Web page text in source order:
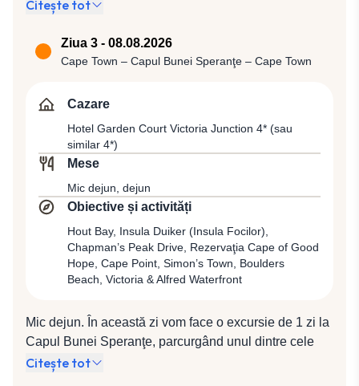
care ne va fascina prin infinita sa ospitalitate, centru
ambianţă generală relaxantă şi deschisă. Întâlnire cu
reprezentantul local, alături de care vom începe turul
ul, capitala legislativă a Africii de Sud, care a devenit
din Africa de Sud, câştigându-şi pe bună dreptate
reputaţia de „unul dintre cele mai frumoase oraşe din
lume”. Aşezat la convergenţa a două oceane, Indian şi
Atlantic, Cape Town-ul este un oraş sofisticat, dominat
de Table Mountain, un oraş unde vechiul se întâlneşte
cu noul, un oraş care oferă o gamă variată de peisaje,
arhitectura urbană îmbinându-se armonios cu plajele
cu nisip fin şi formaţiunile stâncoase din jurul
Catedrala St. Georges, Castelul Bunei Speranţe
(Castle of Good Hope), o construcţie pentagonală
impunătoare, din sec. al XVII-lea, cea mai veche
Citește tot
Ziua 3 - 08.08.2026
Cape Town – Capul Bunei Speranţe – Cape Town
Cazare
Hotel Garden Court Victoria Junction 4* (sau
similar 4*)
Mese
Mic dejun, dejun
Obiective și activități
Hout Bay, Insula Duiker (Insula Focilor),
Chapman’s Peak Drive, Rezervaţia Cape of Good
Hope, Cape Point, Simon’s Town, Boulders
Beach, Victoria & Alfred Waterfront
Mic dejun. În această zi vom face o excursie de 1 zi la
Capul Bunei Speranţe, parcurgând unul dintre cele
mai spectaculoase trasee din Africa de Sud. Prima
Citește tot